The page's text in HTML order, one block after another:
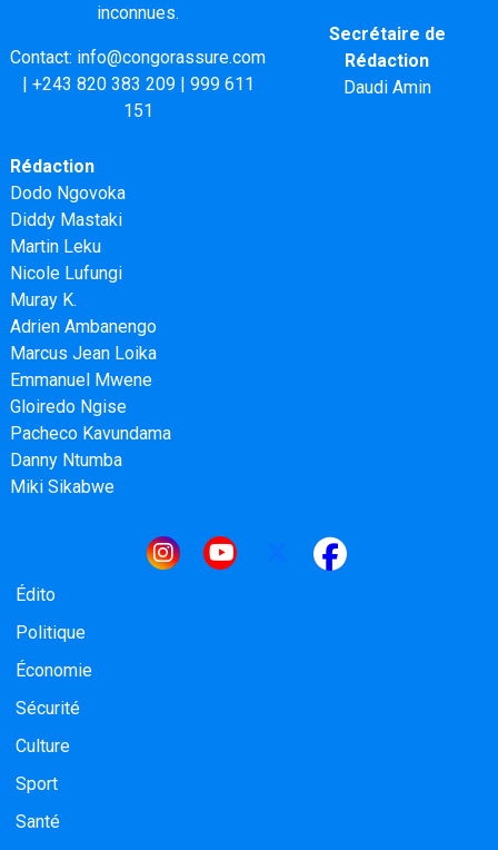
inconnues.
Contact: info@congorassure.com
| +243 820 383 209| 999 611
151
Secrétaire de
Rédaction
Daudi Amin
Rédaction
Dodo Ngovoka
Diddy Mastaki
Martin Leku
Nicole Lufungi
Muray K.
Adrien Ambanengo
Marcus Jean Loika
Emmanuel Mwene
Gloiredo Ngise
Pacheco Kavundama
Danny Ntumba
Miki Sikabwe
Navigation principale
Édito
Politique
Économie
Sécurité
Culture
Sport
Santé